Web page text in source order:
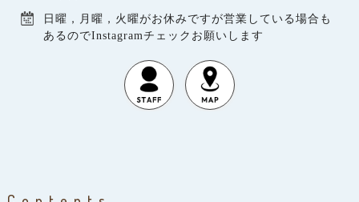
日曜，月曜，火曜がお休みですが営業している場合も
あるのでInstagramチェックお願いします